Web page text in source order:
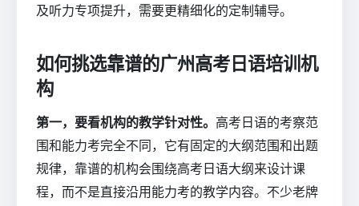
及听力专项提升，需要更精细化的定制辅导。
如何挑选靠谱的广州高考日语培训机
构
第一，要看机构的教学针对性。 高考日语的考察范
围和能力考完全不同，它有固定的大纲范围和出题
规律，靠谱的机构会围绕高考日语大纲来设计课
程，而不是直接沿用能力考的教学内容。不少老牌